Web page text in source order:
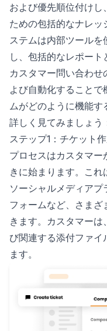
および優先順位付け
ための包括的なナレ
ステムは内部ツール
し、包括的なレポート
カスタマー問い合わ
よび自動化すること
ムがどのように機能
詳しく見てみましょう
ステップ1：チケット
プロセスはカスタマー
きに始まります。これ
ソーシャルメディア
フォームなど、さま
きます。カスタマー
び関連する添付ファイ
ます。